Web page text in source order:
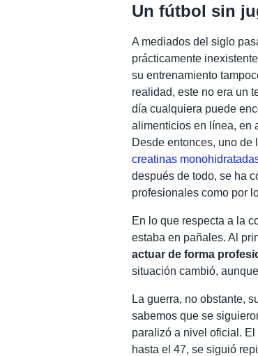
Un fútbol sin
A mediados del siglo
prácticamente
su entrenamiento
realidad, este no era un
día cualquiera puede
alimenticios en línea, en
Desde entonces, uno
creatinas
después de todo, se ha
profesionales como por
En lo que respecta a la
estaba en pañales. Al
actuar de forma
situación cambió,
La guerra, no obstante,
sabemos que se
paralizó a nivel oficial.
hasta el 47, se siguió